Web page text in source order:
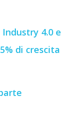
4.0 e
di crescita